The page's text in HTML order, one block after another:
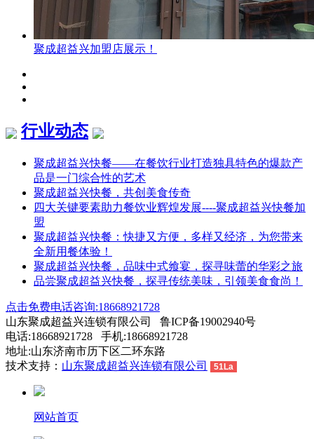
聚成超益兴加盟店展示！
行业动态
聚成超益兴快餐——在餐饮行业打造独具特色的爆款产
品是一门综合性的艺术
聚成超益兴快餐，共创美食传奇
四大关键要素助力餐饮业辉煌发展----聚成超益兴快餐加
盟
聚成超益兴快餐：快捷又方便，多样又经济，为您带来
全新用餐体验！
聚成超益兴快餐，品味中式飨宴，探寻味蕾的华彩之旅
品尝聚成超益兴快餐，探寻传统美味，引领美食食尚！
点击免费电话咨询:18668921728
山东聚成超益兴连锁有限公司 鲁ICP备19002940号
电话:18668921728 手机:18668921728
地址:山东济南市历下区二环东路
技术支持： 山东聚成超益兴连锁有限公司 51La
网站首页